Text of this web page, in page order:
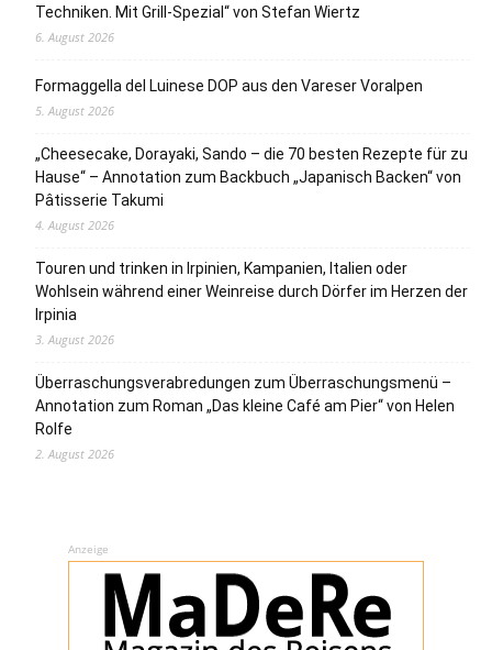
Techniken. Mit Grill-Spezial“ von Stefan Wiertz
6. August 2026
Formaggella del Luinese DOP aus den Vareser Voralpen
5. August 2026
„Cheesecake, Dorayaki, Sando – die 70 besten Rezepte für zu
Hause“ – Annotation zum Backbuch „Japanisch Backen“ von
Pâtisserie Takumi
4. August 2026
Touren und trinken in Irpinien, Kampanien, Italien oder
Wohlsein während einer Weinreise durch Dörfer im Herzen der
Irpinia
3. August 2026
Überraschungsverabredungen zum Überraschungsmenü –
Annotation zum Roman „Das kleine Café am Pier“ von Helen
Rolfe
2. August 2026
Anzeige